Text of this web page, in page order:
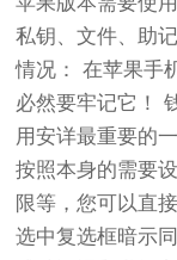
私钥、文件、助
情况： 在苹果手
必然要牢记它！
用安详最重要的
按照本身的需要
限等，您可以直
选中复选框暗示